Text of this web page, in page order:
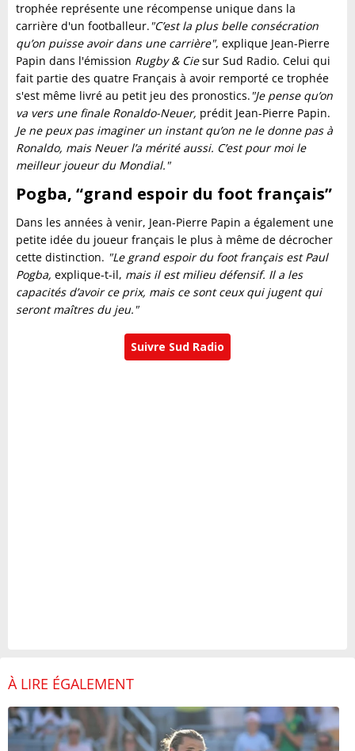
trophée représente une récompense unique dans la
carrière d'un footballeur."C’est la plus belle consécration
qu’on puisse avoir dans une carrière", explique Jean-Pierre
Papin dans l'émission Rugby & Ciesur Sud Radio. Celui qui
fait partie des quatre Français à avoir remporté ce trophée
s'est même livré au petit jeu des pronostics."Je pense qu’on
va vers une finale Ronaldo-Neuer, prédit Jean-Pierre Papin.
Je ne peux pas imaginer un instant qu’on ne le donne pas à
Ronaldo, mais Neuer l’a mérité aussi. C’est pour moi le
meilleur joueur du Mondial."
Pogba, “grand espoir du foot français”
Dans les années à venir, Jean-Pierre Papin a également une
petite idée du joueur français le plus à même de décrocher
cette distinction. "Le grand espoir du foot français est Paul
Pogba, explique-t-il, mais il est milieu défensif. Il a les
capacités d’avoir ce prix, mais ce sont ceux qui jugent qui
seront maîtres du jeu."
Suivre Sud Radio
À LIRE ÉGALEMENT